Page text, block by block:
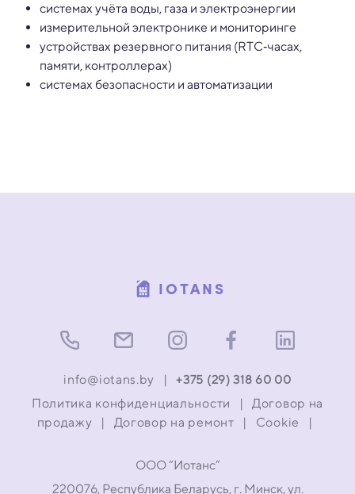
системах учёта воды, газа и электроэнергии
измерительной электронике и мониторинге
устройствах резервного питания (RTC‑часах,
памяти, контроллерах)
системах безопасности и автоматизации
ООО “Иотанс”
220076, Республика Беларусь, г. Минск, ул.
IOTANS
info@iotans.by | +375 (29) 318 60 00
Политика конфиденциальности |
Договор на
продажу
| Договор на ремонт | Cookie |